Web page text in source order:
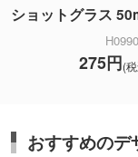
ショットグラス
275円(
おすすめのデ